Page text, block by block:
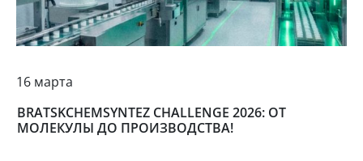
16 марта
BRATSKCHEMSYNTEZ CHALLENGE 2026: ОТ
МОЛЕКУЛЫ ДО ПРОИЗВОДСТВА!